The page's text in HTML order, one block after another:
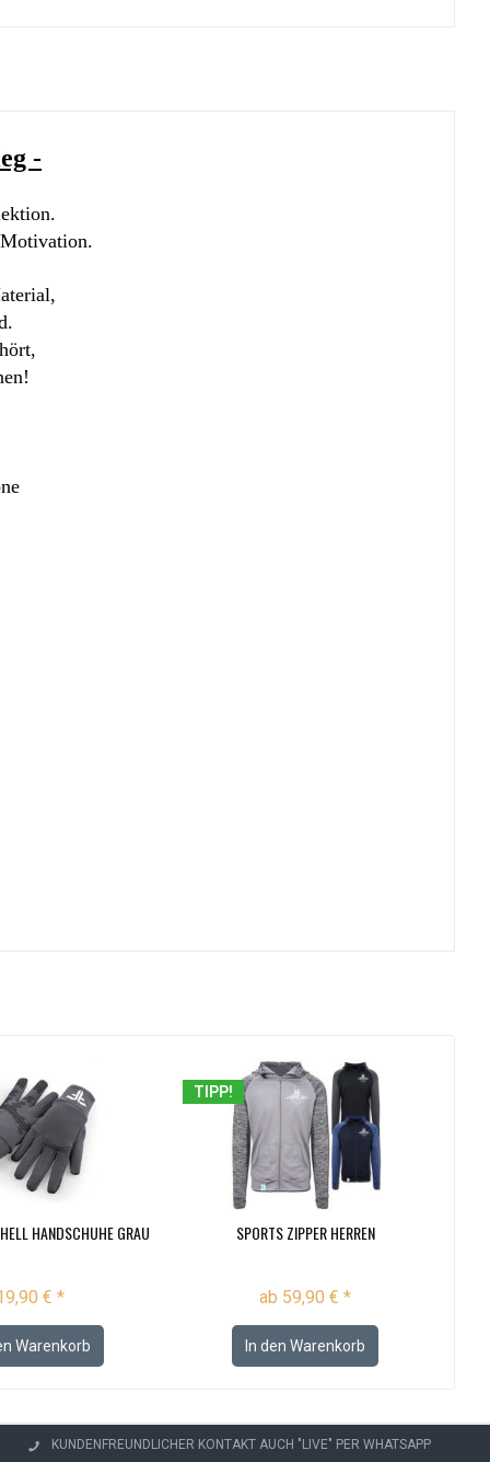
-
HANDSCHUHE GRAU
€ *
Warenkorb
TIPP!
SPORTS ZIPPER HERREN
ab 59,90 € *
In den Warenkorb
KUNDENFREUNDLICHER KONTAKT AUCH "LIVE" PER WHATSAPP